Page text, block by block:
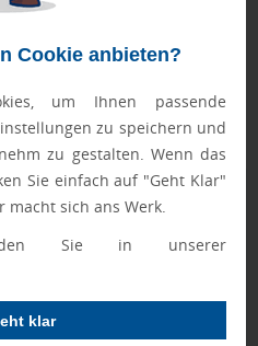
Cookie anbieten?
um Ihnen passende
zu speichern und
zu gestalten. Wenn das
Sie einfach auf "Geht Klar"
sich ans Werk.
Sie in unserer
klar
eine 2in1
Weidenkorb dient zudem
für Wohnung oder Bad.
Mehr erfahren